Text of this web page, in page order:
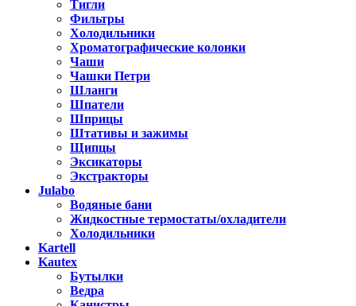
Тигли
Фильтры
Холодильники
Хроматографические колонки
Чаши
Чашки Петри
Шланги
Шпатели
Шприцы
Штативы и зажимы
Щипцы
Эксикаторы
Экстракторы
Julabo
Водяные бани
Жидкостные термостаты/охладители
Холодильники
Kartell
Kautex
Бутылки
Ведра